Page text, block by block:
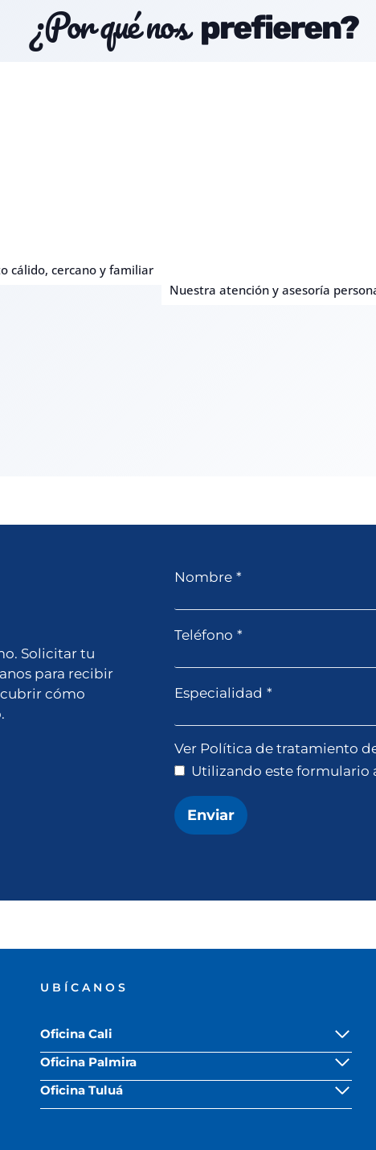
¿Por qué nos prefieren?
cálido, cercano y familiar
Nuestra atención y asesoría
Solicitar tu
para recibir
cómo
Nombre *
Teléfono *
Especialidad *
Ver Política de tratamiento
Utilizando este formulario
Enviar
UBÍCANOS
Oficina Cali
Oficina Palmira
Oficina Tuluá